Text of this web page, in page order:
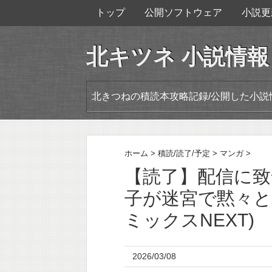
トップ 公開ソフトウェア 小説
北キツネ 小説情報
北きつねの積読本攻略記録/公開した小説
ホーム > 積読/読了/予定 > マンガ >
【読了】配信に
子が迷宮で黙々
ミックスNEXT)
2026/03/08